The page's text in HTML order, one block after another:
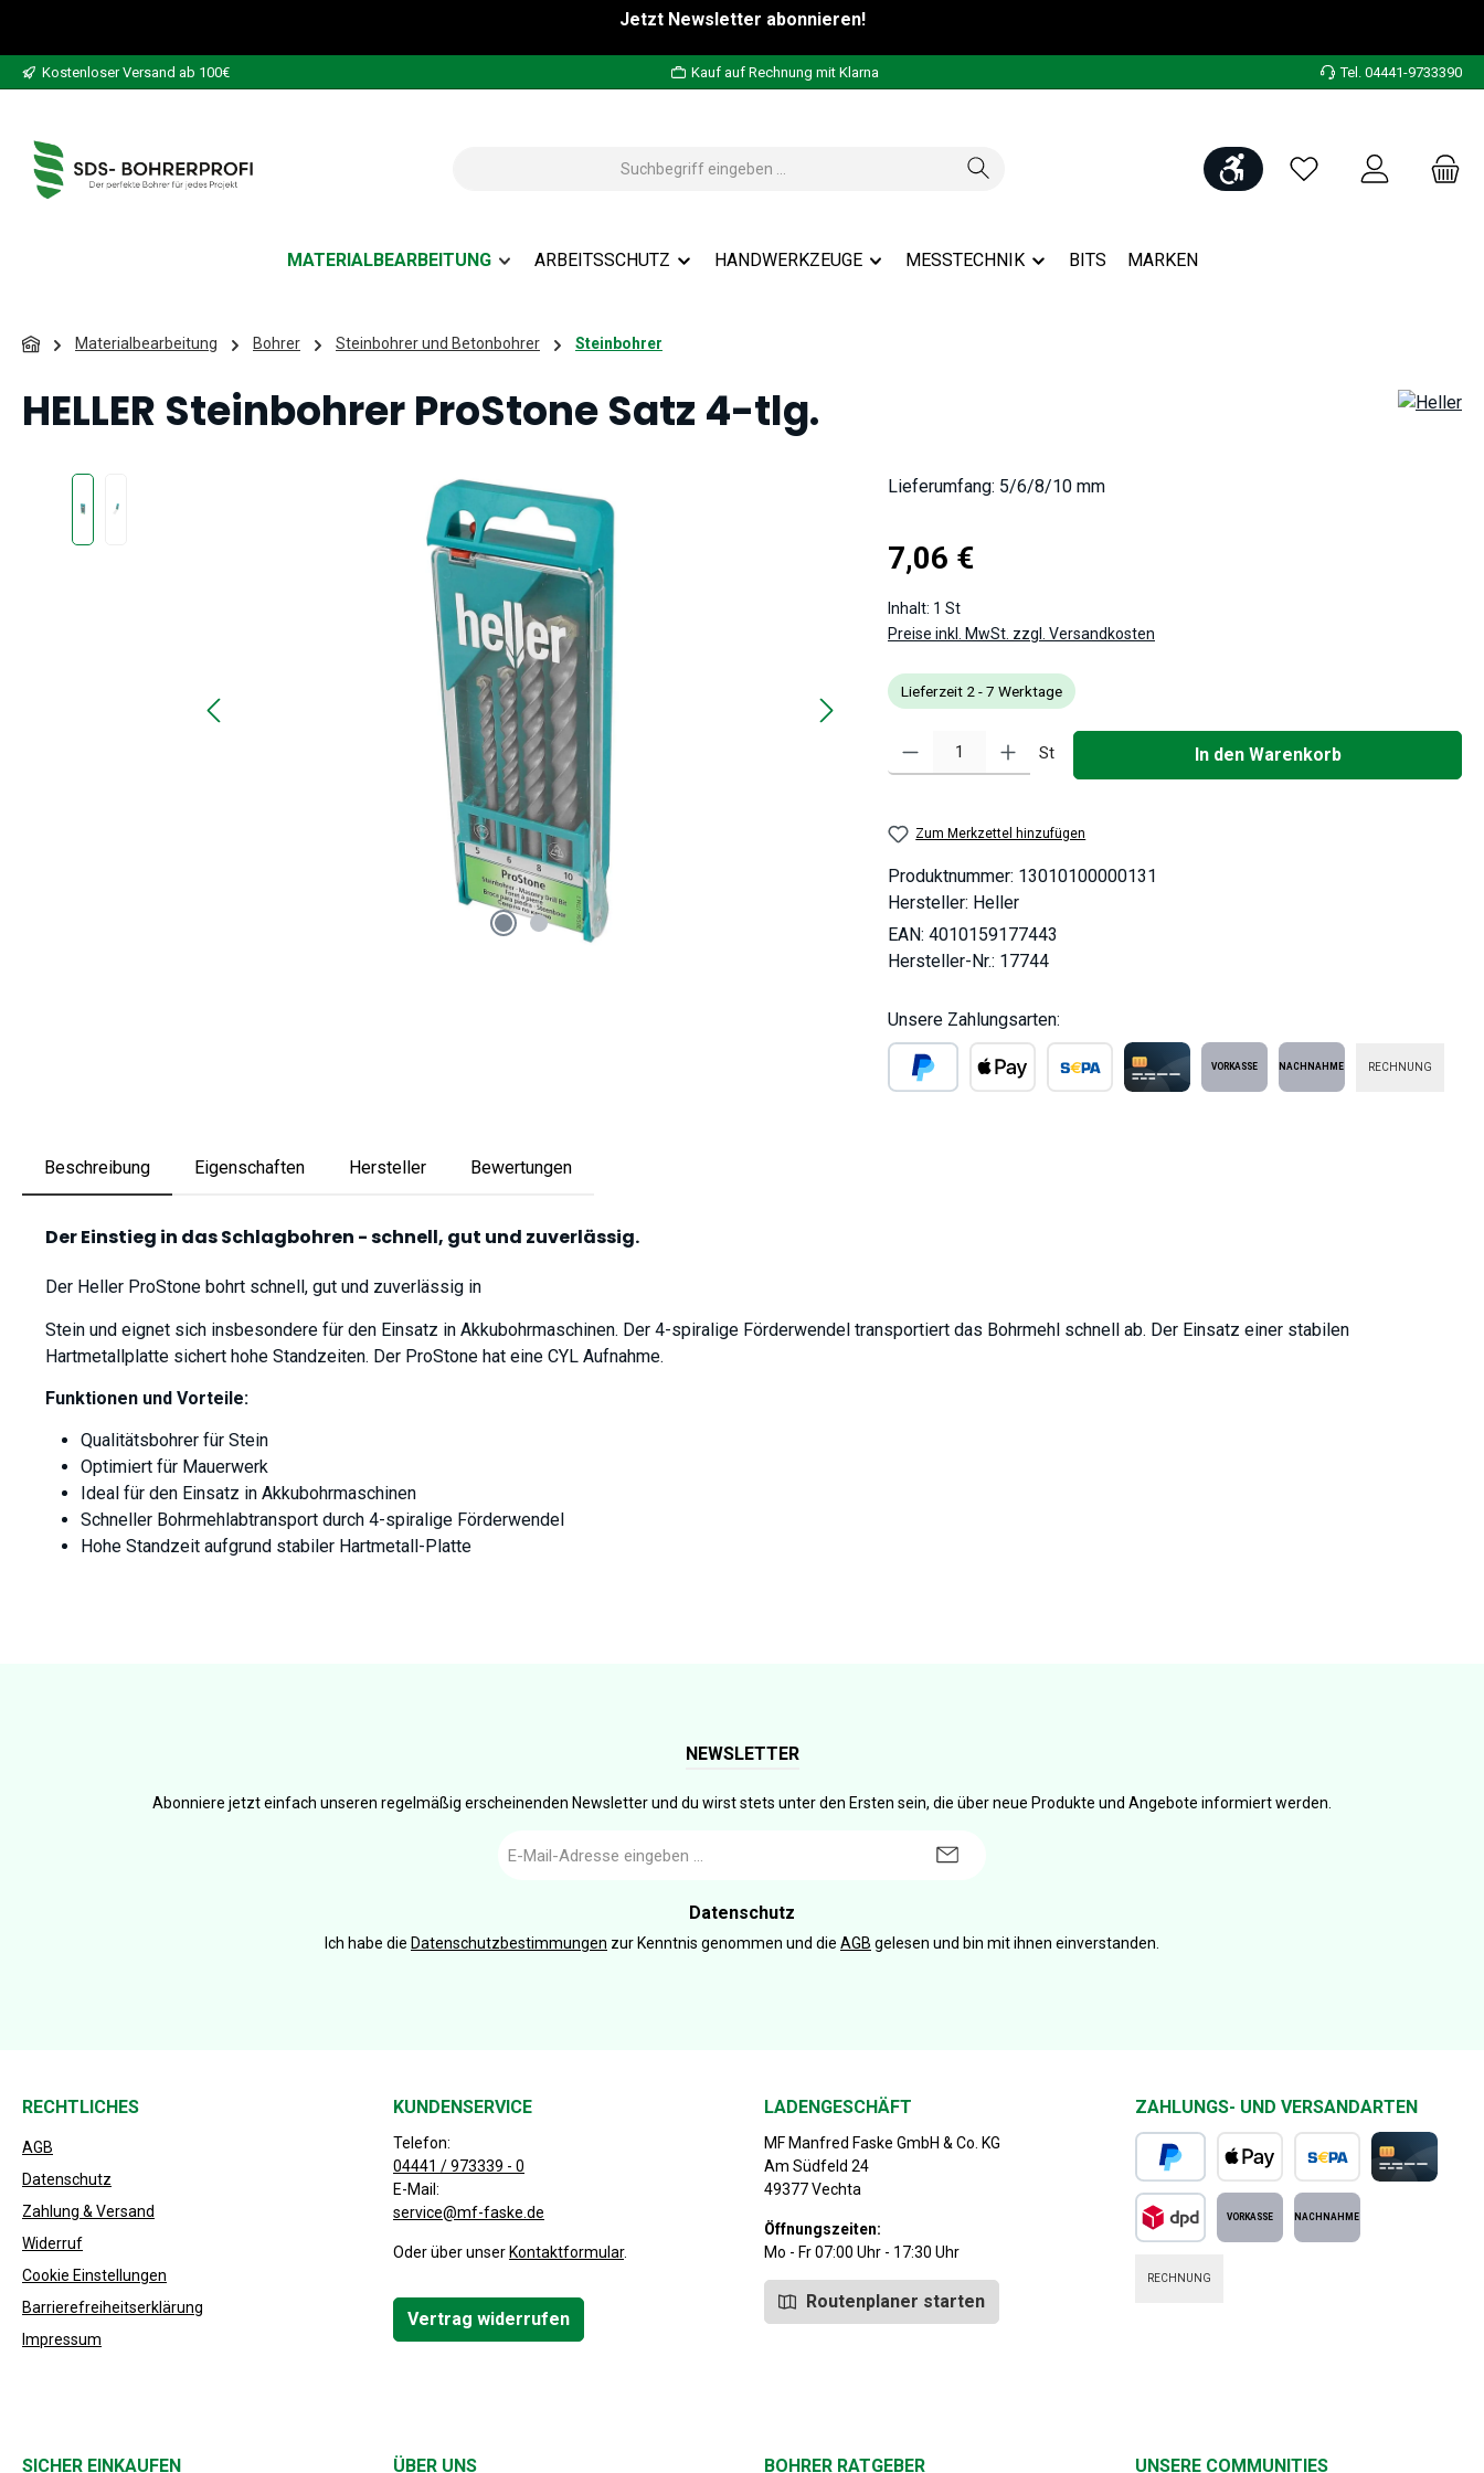
Jetzt Newsletter abonnieren!
Kostenloser Versand ab 100€ Kauf auf Rechnung mit Klarna Tel. 04441-9733390
Werkzeugleiste anzeigen
Du hast 0 Produkte
MATERIALBEARBEITUNG ARBEITSSCHUTZ HANDWERKZEUGE MESSTECHNIK BITS MARKEN
Materialbearbeitung Bohrer Steinbohrer und Betonbohrer Steinbohrer
HELLER Steinbohrer ProStone Satz 4-tlg.
Bildergalerie überspringen Lieferumfang: 5/6/8/10 mm
Regulärer Preis:
7,06 €
Inhalt: 1 St
Preise inkl. MwSt. zzgl. Versandkosten
Lieferzeit 2 - 7 Werktage
Produkt Anzahl: Gib den gewünschten Wert ein oder benutze die Schaltflächen um
St In den Warenkorb
Zum Merkzettel hinzufügen
Produktnummer: 13010100000131
Hersteller: Heller
EAN: 4010159177443
Hersteller-Nr.: 17744
Unsere Zahlungsarten:
RECHNUNG
Beschreibung Eigenschaften Hersteller Bewertungen
Der Einstieg in das Schlagbohren - schnell, gut und zuverlässig.
Der Heller ProStone bohrt schnell, gut und zuverlässig in
Stein und eignet sich insbesondere für den Einsatz in Akkubohrmaschinen. Der 4-spiralige Förderwendel transportiert das Bohrmehl schnell ab. Der Einsatz einer stabilen
Hartmetallplatte sichert hohe Standzeiten. Der ProStone hat eine CYL Aufnahme.
Funktionen und Vorteile:
Qualitätsbohrer für Stein
Optimiert für Mauerwerk
Ideal für den Einsatz in Akkubohrmaschinen
Schneller Bohrmehlabtransport durch 4-spiralige Förderwendel
Hohe Standzeit aufgrund stabiler Hartmetall-Platte
NEWSLETTER
Abonniere jetzt einfach unseren regelmäßig erscheinenden Newsletter und du wirst stets unter den Ersten sein, die über neue Produkte und Angebote informiert werden.
Mail-
Datenschutz
Ich habe die Datenschutzbestimmungen zur Kenntnis genommen und die AGB gelesen und bin mit ihnen einverstanden.
RECHTLICHES
AGB
Datenschutz
Zahlung & Versand
Widerruf
Cookie Einstellungen
Barrierefreiheitserklärung
Impressum
KUNDENSERVICE
Telefon:
04441 / 973339 - 0
E-Mail:
service@mf-faske.de
Oder über unser Kontaktformular.
Vertrag widerrufen
LADENGESCHÄFT
MF Manfred Faske GmbH & Co. KG
Am Südfeld 24
49377 Vechta
Öffnungszeiten:
Mo - Fr 07:00 Uhr - 17:30 Uhr
Routenplaner starten
ZAHLUNGS- UND VERSANDARTEN
PayPal Apple Pay SEPA Lastschrift
RECHNUNG
SICHER EINKAUFEN ÜBER UNS BOHRER RATGEBER UNSERE COMMUNITIES